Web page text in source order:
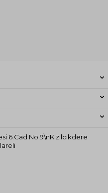
6.Cad No:9\nKızılcıkdere